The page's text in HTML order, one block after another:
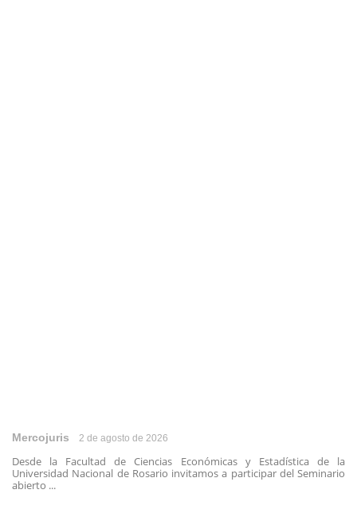
Mercojuris 2 de agosto de 2026
Desde la Facultad de Ciencias Económicas y Estadística de la
Universidad Nacional de Rosario invitamos a participar del Seminario
abierto ...